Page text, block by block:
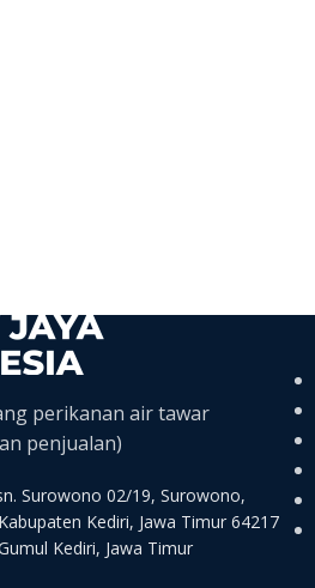
perikanan air tawar
penjualan)
Surowono 02/19, Surowono,
Kediri, Jawa Timur 64217
Kediri, Jawa Timur